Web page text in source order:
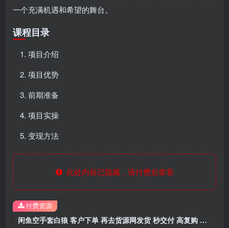
一个充满机遇和希望的舞台。
课程目录
项目介绍
项目优势
前期准备
项目实操
变现方法
此处内容已隐藏，请付费后查看
闲鱼空手套白狼 客户下单 再去货源网发货 秒交付 高复购 轻松上手 日入1000+
付费资源